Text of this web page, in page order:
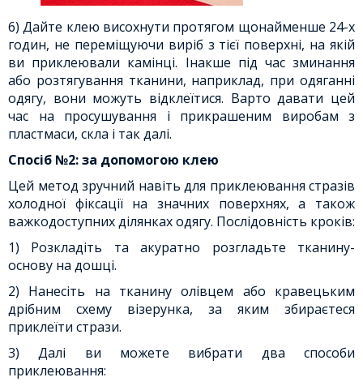
6) Дайте клею висохнути протягом щонайменше 24-х
годин, не переміщуючи виріб з тієї поверхні, на якій
ви приклеювали камінці. Інакше під час зминання
або розтягування тканини, наприклад, при одяганні
одягу, вони можуть відклеїтися. Варто давати цей
час на просушування і прикрашеним виробам з
пластмаси, скла і так далі.
Спосіб №2: за допомогою клею
Цей метод зручний навіть для приклеювання стразів
холодної фіксації на значних поверхнях, а також
важкодоступних ділянках одягу. Послідовність кроків:
1) Розкладіть та акуратно розгладьте тканину-
основу на дошці.
2) Нанесіть на тканину олівцем або кравецьким
дрібним схему візерунка, за яким збираєтеся
приклеїти стрази.
3) Далі ви можете вибрати два способи
приклеювання: